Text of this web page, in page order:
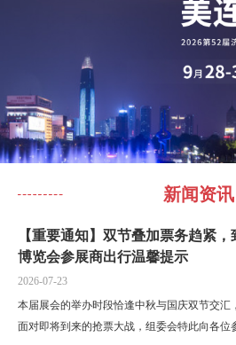
新闻资讯
【重要通知】双节叠加票务趋紧
博览会参展商出行温馨提示
2026-07-23
本届展会的举办时段恰逢中秋与国庆双节交汇
面对即将到来的抢票大战，组委会特此向各位